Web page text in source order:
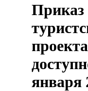
Приказ
января